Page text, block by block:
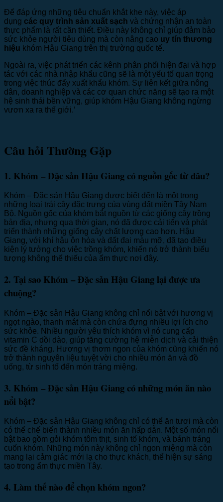
Để đáp ứng những tiêu chuẩn khắt khe này, việc áp
dụng các quy trình sản xuất sạch và chứng nhận an toàn
thực phẩm là rất cần thiết. Điều này không chỉ giúp đảm bảo
sức khỏe người tiêu dùng mà còn nâng cao uy tín thương
hiệu khóm Hậu Giang trên thị trường quốc tế.
Ngoài ra, việc phát triển các kênh phân phối hiện đại và hợp
tác với các nhà nhập khẩu cũng sẽ là một yếu tố quan trọng
trong việc thúc đẩy xuất khẩu khóm. Sự liên kết giữa nông
dân, doanh nghiệp và các cơ quan chức năng sẽ tạo ra một
hệ sinh thái bền vững, giúp khóm Hậu Giang không ngừng
vươn xa ra thế giới.’
Câu hỏi Thường Gặp
1. Khóm – Đặc sản Hậu Giang có nguồn gốc từ đâu?
Khóm – Đặc sản Hậu Giang được biết đến là một trong
những loại trái cây đặc trưng của vùng đất miền Tây Nam
Bộ. Nguồn gốc của khóm bắt nguồn từ các giống cây trồng
bản địa, nhưng qua thời gian, nó đã được cải tiến và phát
triển thành những giống cây chất lượng cao hơn. Hậu
Giang, với khí hậu ôn hòa và đất đai màu mỡ, đã tạo điều
kiện lý tưởng cho việc trồng khóm, khiến nó trở thành biểu
tượng không thể thiếu của ẩm thực nơi đây.
2. Tại sao Khóm – Đặc sản Hậu Giang lại được ưa
chuộng?
Khóm – Đặc sản Hậu Giang không chỉ nổi bật với hương vị
ngọt ngào, thanh mát mà còn chứa đựng nhiều lợi ích cho
sức khỏe. Nhiều người yêu thích khóm vì nó cung cấp
vitamin C dồi dào, giúp tăng cường hệ miễn dịch và cải thiện
sức đề kháng. Hương vị thơm ngon của khóm cũng khiến nó
trở thành nguyên liệu tuyệt vời cho nhiều món ăn và đồ
uống, từ sinh tố đến món tráng miệng.
3. Khóm – Đặc sản Hậu Giang có những món ăn nào
nổi bật?
Khóm – Đặc sản Hậu Giang không chỉ có thể ăn tươi mà còn
có thể chế biến thành nhiều món ăn hấp dẫn. Một số món nổi
bật bao gồm gỏi khóm tôm thịt, sinh tố khóm, và bánh tráng
cuốn khóm. Những món này không chỉ ngon miệng mà còn
mang lại cảm giác mới lạ cho thực khách, thể hiện sự sáng
tạo trong ẩm thực miền Tây.
4. Làm thế nào để chọn khóm ngon?